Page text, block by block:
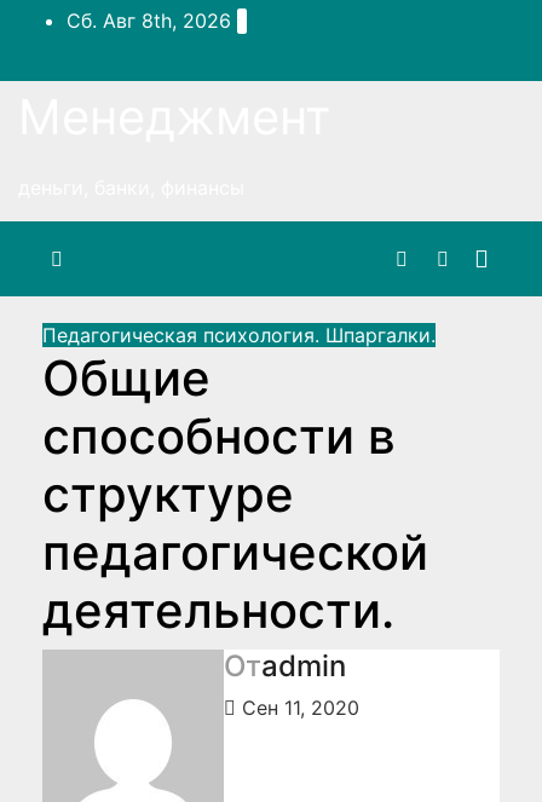
ПерейтиСб. Авг 8th, 2026
Педагогическая психология. Шпаргалки.
Общие
способности в
структуре
педагогической
деятельности.
Отadmin
Сен 11, 2020